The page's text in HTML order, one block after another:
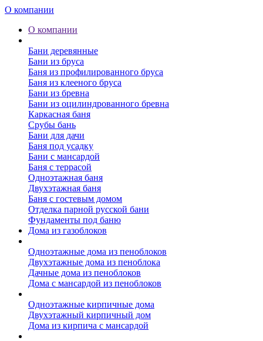
О компании
О компании
Бани деревянные
Бани из бруса
Баня из профилированного бруса
Баня из клееного бруса
Бани из бревна
Бани из оцилиндрованного бревна
Каркасная баня
Срубы бань
Бани для дачи
Баня под усадку
Бани с мансардой
Баня с террасой
Одноэтажная баня
Двухэтажная баня
Баня с гостевым домом
Отделка парной русской бани
Фундаменты под баню
Дома из газоблоков
Одноэтажные дома из пеноблоков
Двухэтажные дома из пеноблока
Дачные дома из пеноблоков
Дома с мансардой из пеноблоков
Одноэтажные кирпичные дома
Двухэтажный кирпичный дом
Дома из кирпича с мансардой